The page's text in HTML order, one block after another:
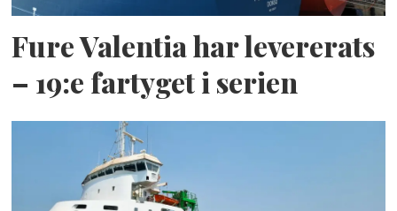
Fure Valentia har levererats
– 19:e fartyget i serien